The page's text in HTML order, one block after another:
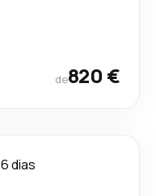
de820 €
6 dias